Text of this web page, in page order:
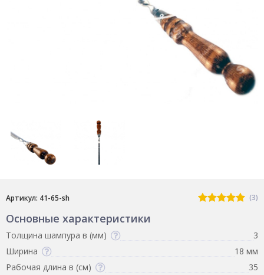
Артикул: 41-65-sh (3)
Основные характеристики
Толщина шампура в (мм)
3
Ширина
18 мм
Рабочая длина в (см)
35